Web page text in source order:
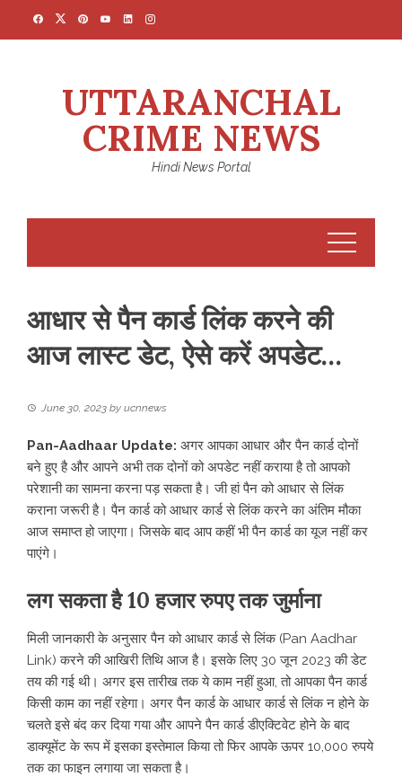
UTTARANCHAL
CRIME NEWS
Hindi News Portal
आधार से पैन कार्ड लिंक करने की
आज लास्ट डेट, ऐसे करें अपडेट…
June 30, 2023 by ucnnews
Pan-Aadhaar Update: अगर आपका आधार और पैन कार्ड दोनों
बने हुए है और आपने अभी तक दोनों को अपडेट नहीं कराया है तो आपको
परेशानी का सामना करना पड़ सकता है। जी हां पैन को आधार से लिंक
कराना जरूरी है। पैन कार्ड को आधार कार्ड से लिंक करने का अंतिम मौका
आज समाप्‍त हो जाएगा। जिसके बाद आप कहीं भी पैन कार्ड का यूज नहीं कर
पाएंगे।
लग सकता है 10 हजार रुपए तक जुर्माना
मिली जानकारी के अनुसार पैन को आधार कार्ड से लिंक (Pan Aadhar
Link) करने की आखिरी तिथि आज है। इसके लिए 30 जून 2023 की डेट
तय की गई थी। अगर इस तारीख तक ये काम नहीं हुआ, तो आपका पैन कार्ड
किसी काम का नहीं रहेगा। अगर पैन कार्ड के आधार कार्ड से लिंक न होने के
चलते इसे बंद कर दिया गया और आपने पैन कार्ड डीएक्टिवेट होने के बाद
डाक्यूमेंट के रूप में इसका इस्तेमाल किया तो फिर आपके ऊपर 10,000 रुपये
तक का फाइन लगाया जा सकता है।